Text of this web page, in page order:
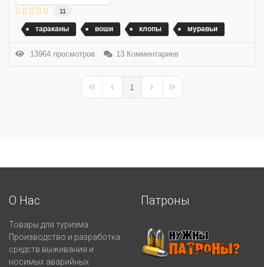
11
тараканы воши клопы муравьи
13964 просмотров 13 Комментариев
First PagePrevious Page
1
Next PageLast Page
О Нас
Товары для туризма.
Производство и разработка
средств выживания и
носимых аварийных
Патроны